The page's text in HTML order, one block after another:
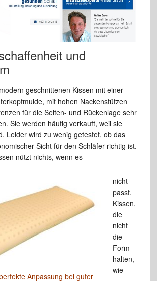
und
geschnittenen Kissen mit einer
mit hohen Nackenstützen
für die Seiten- und Rückenlage sehr
Sie werden häufig verkauft, weil sie
Leider wird zu wenig getestet, ob das
Sicht für den Schläfer richtig ist.
nützt nichts, wenn es
Anpassung bei guter
nicht
passt.
Kissen,
die
nicht
die
Form
halten,
wie